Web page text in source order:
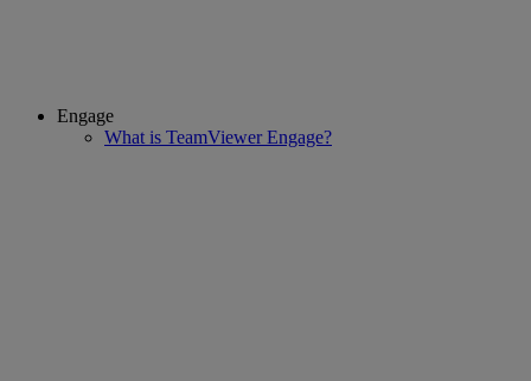
Engage
What is TeamViewer Engage?